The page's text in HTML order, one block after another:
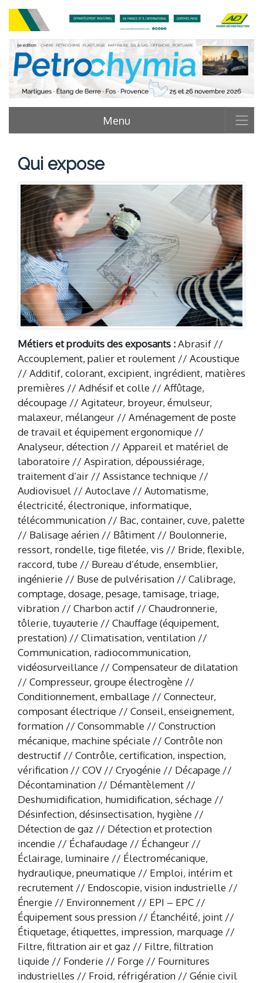
Menu
Qui expose
Métiers et produits des exposants :Abrasif //
Accouplement, palier et roulement // Acoustique
// Additif, colorant, excipient, ingrédient, matières
premières // Adhésif et colle // Affûtage,
découpage // Agitateur, broyeur, émulseur,
malaxeur, mélangeur // Aménagement de poste
de travail et équipement ergonomique //
Analyseur, détection // Appareil et matériel de
laboratoire // Aspiration, dépoussiérage,
traitement d’air // Assistance technique //
Audiovisuel // Autoclave // Automatisme,
électricité, électronique, informatique,
télécommunication // Bac, container, cuve, palette
// Balisage aérien // Bâtiment // Boulonnerie,
ressort, rondelle, tige filetée, vis // Bride, flexible,
raccord, tube // Bureau d’étude, ensemblier,
ingénierie // Buse de pulvérisation // Calibrage,
comptage, dosage, pesage, tamisage, triage,
vibration // Charbon actif // Chaudronnerie,
tôlerie, tuyauterie // Chauffage (équipement,
prestation) // Climatisation, ventilation //
Communication, radiocommunication,
vidéosurveillance // Compensateur de dilatation
// Compresseur, groupe électrogène //
Conditionnement, emballage // Connecteur,
composant électrique // Conseil, enseignement,
formation // Consommable // Construction
mécanique, machine spéciale // Contrôle non
destructif // Contrôle, certification, inspection,
vérification // COV // Cryogénie // Décapage //
Décontamination // Démantèlement //
Deshumidification, humidification, séchage //
Désinfection, désinsectisation, hygiène //
Détection de gaz // Détection et protection
incendie // Échafaudage // Échangeur //
Éclairage, luminaire // Électromécanique,
hydraulique, pneumatique // Emploi, intérim et
recrutement // Endoscopie, vision industrielle //
Énergie // Environnement // EPI – EPC //
Équipement sous pression // Étanchéité, joint //
Étiquetage, étiquettes, impression, marquage //
Filtre, filtration air et gaz // Filtre, filtration
liquide // Fonderie // Forge // Fournitures
industrielles // Froid, réfrigération // Génie civil